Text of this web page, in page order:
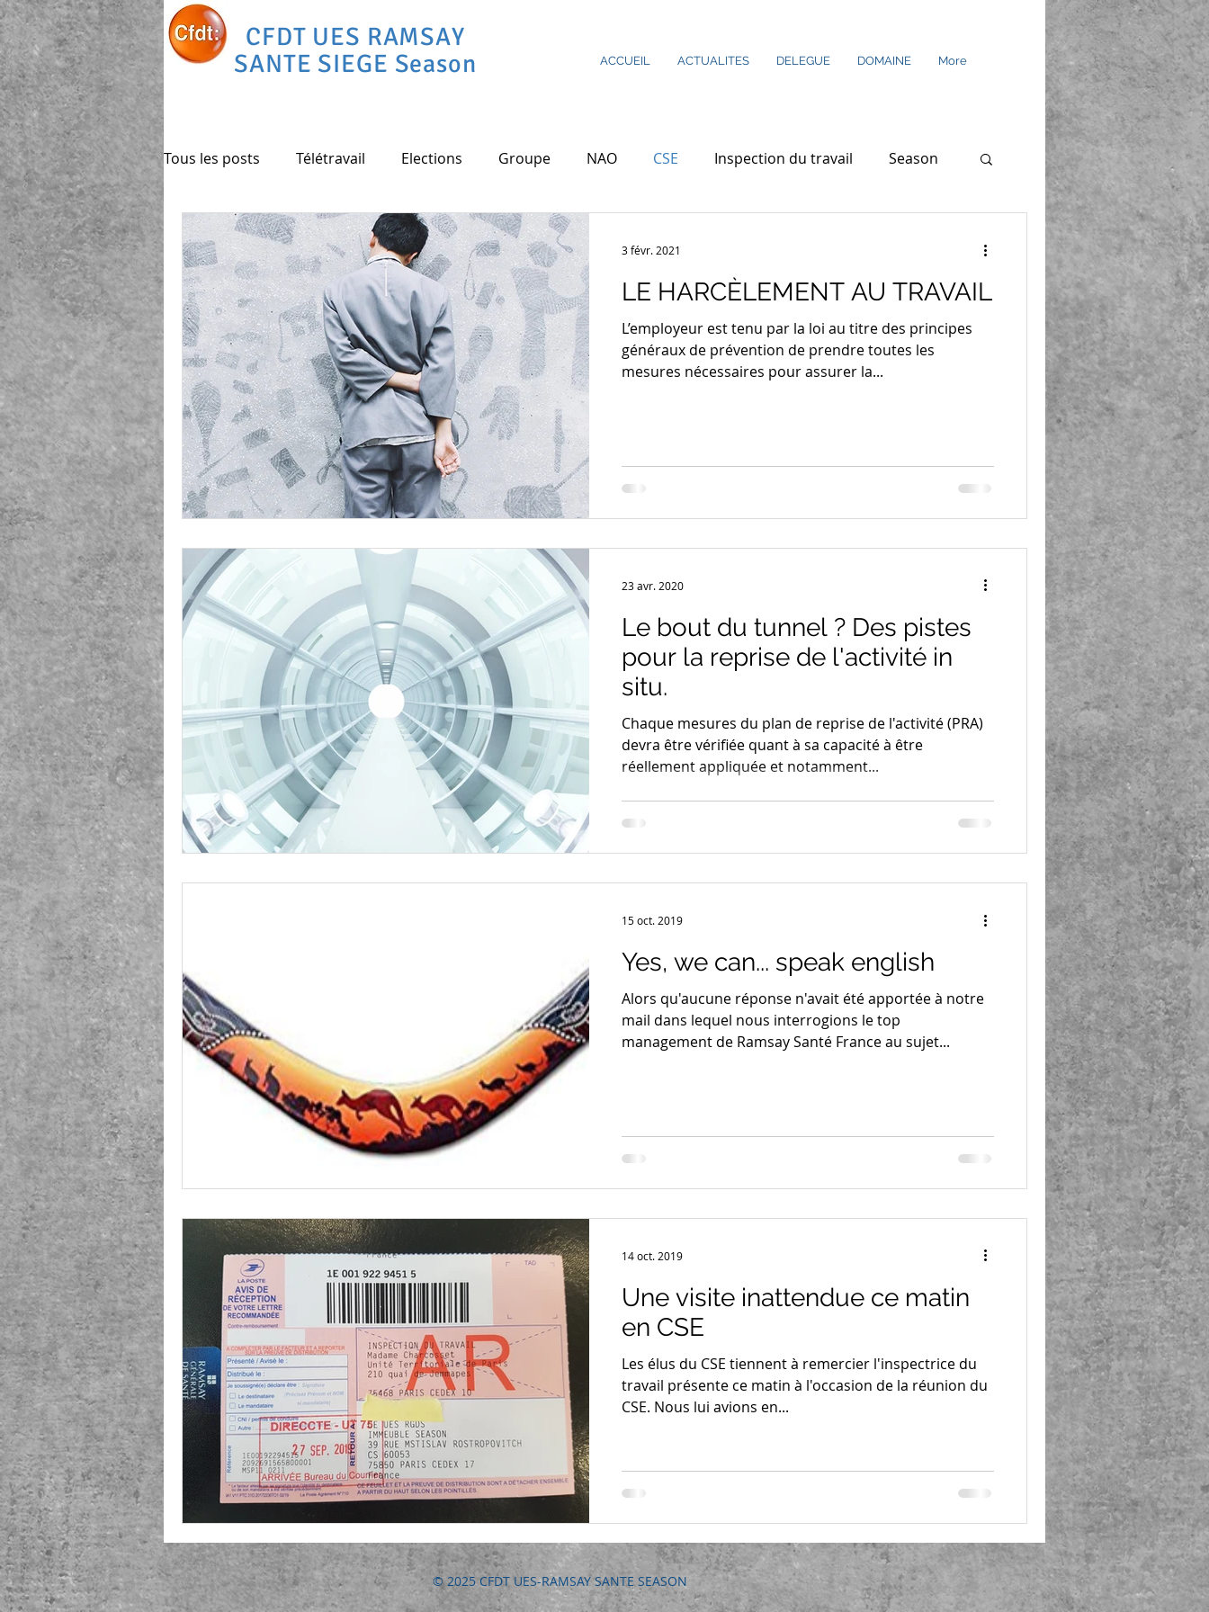
CFDT UES RAMSAY
SANTE SIEGE Season
ACCUEIL ACTUALITES DELEGUE DOMAINE More
Tous les posts Télétravail Elections Groupe NAO CSE Inspection du travail Season
Déménagement vélo Covid-19 CSSCT RSE
Heures supplémentaires LE HARCÈLEMENT AU TRAVAIL
L’employeur est tenu par la loi au titre des principes
généraux de prévention de prendre toutes les
mesures nécessaires pour assurer la...
3 févr. 2021
Le bout du tunnel ? Des pistes
pour la reprise de l'activité in
situ.
Chaque mesures du plan de reprise de l'activité (PRA)
devra être vérifiée quant à sa capacité à être
réellement appliquée et notamment...
23 avr. 2020
Yes, we can... speak english
Alors qu'aucune réponse n'avait été apportée à notre
mail dans lequel nous interrogions le top
management de Ramsay Santé France au sujet...
15 oct. 2019
Une visite inattendue ce matin
en CSE
Les élus du CSE tiennent à remercier l'inspectrice du
travail présente ce matin à l'occasion de la réunion du
CSE. Nous lui avions en...
14 oct. 2019
© 2025 CFDT UES-RAMSAY SANTE SEASON